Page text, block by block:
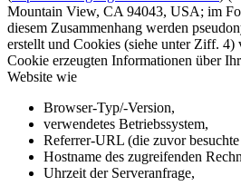
Mountain View, CA 94043, USA; im
diesem Zusammenhang werden
erstellt und Cookies (siehe unter Ziff. 4)
Cookie erzeugten Informationen über
Website wie
Browser-Typ/-Version,
verwendetes Betriebssystem,
Referrer-URL (die zuvor besuchte
Hostname des zugreifenden
Uhrzeit der Serveranfrage,